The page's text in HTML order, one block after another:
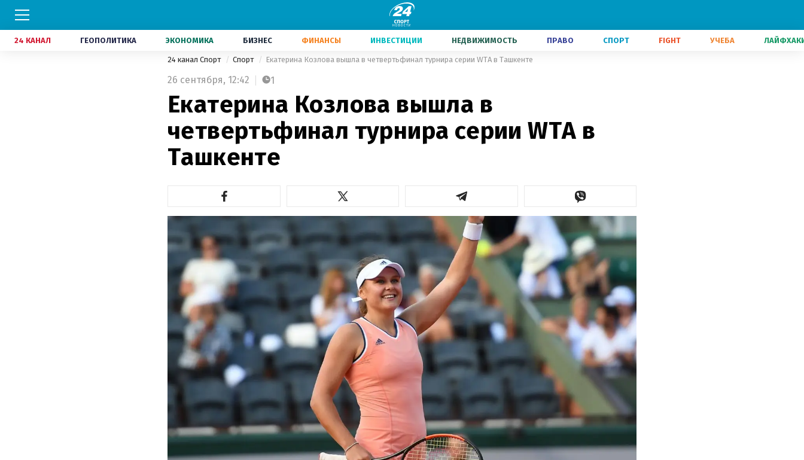
24 КАНАЛ ГЕОПОЛИТИКА ЭКОНОМИКА БИЗНЕС ФИНАНСЫ ИНВЕСТИЦИИ НЕДВИЖИМОСТЬ ПРАВО СПОРТ FIGHT УЧЕБА
24 канал Спорт Спорт Екатерина Козлова вышла в четвертьфинал турнира серии WTA в Ташкенте
26 сентября, 12:42 1
Екатерина Козлова вышла в
четвертьфинал турнира серии WTA в
Ташкенте